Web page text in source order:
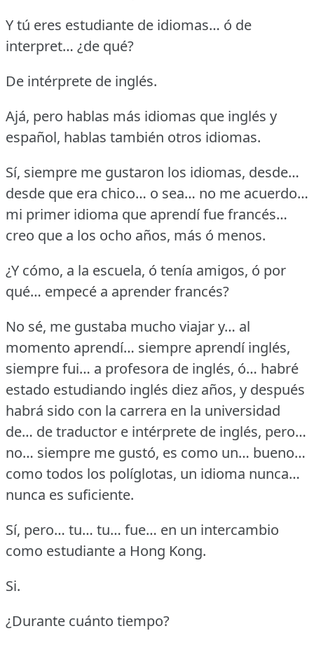
Y tú eres estudiante de idiomas… ó de
interpret… ¿de qué?
De intérprete de inglés.
Ajá, pero hablas más idiomas que inglés y
español, hablas también otros idiomas.
Sí, siempre me gustaron los idiomas, desde…
desde que era chico… o sea… no me acuerdo…
mi primer idioma que aprendí fue francés…
creo que a los ocho años, más ó menos.
¿Y cómo, a la escuela, ó tenía amigos, ó por
qué… empecé a aprender francés?
No sé, me gustaba mucho viajar y… al
momento aprendí… siempre aprendí inglés,
siempre fui… a profesora de inglés, ó… habré
estado estudiando inglés diez años, y después
habrá sido con la carrera en la universidad
de… de traductor e intérprete de inglés, pero…
no… siempre me gustó, es como un… bueno…
como todos los políglotas, un idioma nunca…
nunca es suficiente.
Sí, pero… tu… tu… fue… en un intercambio
como estudiante a Hong Kong.
Si.
¿Durante cuánto tiempo?